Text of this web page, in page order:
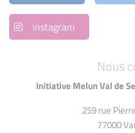
Nous
Initiative Melun Val de
259 rue
77000
instagram